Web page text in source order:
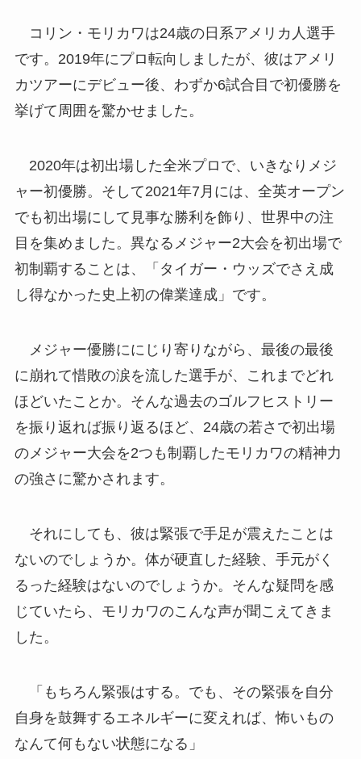
コリン・モリカワは24歳の日系アメリカ人選手
です。2019年にプロ転向しましたが、彼はアメリ
カツアーにデビュー後、わずか6試合目で初優勝を
挙げて周囲を驚かせました。
2020年は初出場した全米プロで、いきなりメジ
ャー初優勝。そして2021年7月には、全英オープン
でも初出場にして見事な勝利を飾り、世界中の注
目を集めました。異なるメジャー2大会を初出場で
初制覇することは、「タイガー・ウッズでさえ成
し得なかった史上初の偉業達成」です。
メジャー優勝ににじり寄りながら、最後の最後
に崩れて惜敗の涙を流した選手が、これまでどれ
ほどいたことか。そんな過去のゴルフヒストリー
を振り返れば振り返るほど、24歳の若さで初出場
のメジャー大会を2つも制覇したモリカワの精神力
の強さに驚かされます。
それにしても、彼は緊張で手足が震えたことは
ないのでしょうか。体が硬直した経験、手元がく
るった経験はないのでしょうか。そんな疑問を感
じていたら、モリカワのこんな声が聞こえてきま
した。
「もちろん緊張はする。でも、その緊張を自分
自身を鼓舞するエネルギーに変えれば、怖いもの
なんて何もない状態になる」